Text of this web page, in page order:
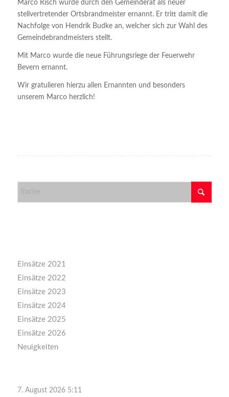
Marco Risch wurde durch den Gemeinderat als neuer
stellvertretender Ortsbrandmeister ernannt. Er tritt damit die
Nachfolge von Hendrik Budke an, welcher sich zur Wahl des
Gemeindebrandmeisters stellt.
Mit Marco wurde die neue Führungsriege der Feuerwehr
Bevern ernannt.
Wir gratulieren hierzu allen Ernannten und besonders
unserem Marco herzlich!
Einsätze 2021
Einsätze 2022
Einsätze 2023
Einsätze 2024
Einsätze 2025
Einsätze 2026
Neuigkeiten
7. August 2026 5:11